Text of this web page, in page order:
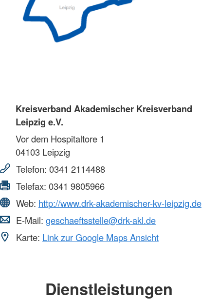
Kreisverband Akademischer Kreisverband
Leipzig e.V.
Vor dem Hospitaltore 1
04103 Leipzig
Telefon: 0341 2114488
Telefax: 0341 9805966
Web: http://www.drk-akademischer-kv-leipzig.de
E-Mail: geschaeftsstelle@drk-akl.de
Karte: Link zur Google Maps Ansicht
Dienstleistungen